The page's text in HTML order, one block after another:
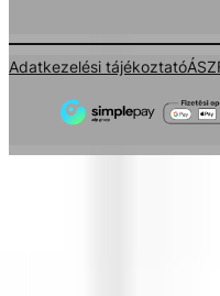
Adatkezelési tájékoztató